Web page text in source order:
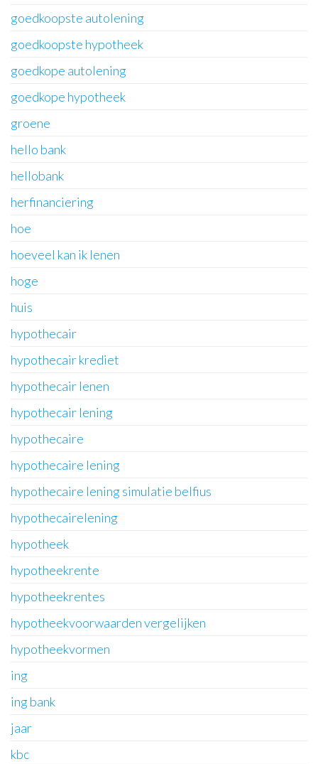
goedkoopste autolening
goedkoopste hypotheek
goedkope autolening
goedkope hypotheek
groene
hello bank
hellobank
herfinanciering
hoe
hoeveel kan ik lenen
hoge
huis
hypothecair
hypothecair krediet
hypothecair lenen
hypothecair lening
hypothecaire
hypothecaire lening
hypothecaire lening simulatie belfius
hypothecairelening
hypotheek
hypotheekrente
hypotheekrentes
hypotheekvoorwaarden vergelijken
hypotheekvormen
ing
ing bank
jaar
kbc